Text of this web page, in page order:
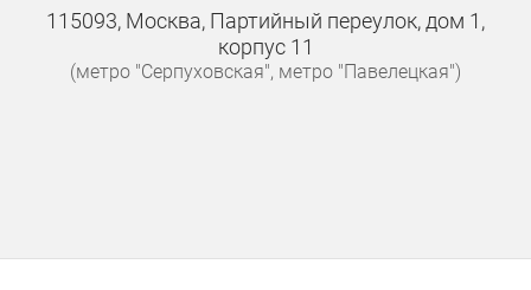
115093, Москва, Партийный переулок, дом 1,
корпус 11
(метро "Серпуховская", метро "Павелецкая")